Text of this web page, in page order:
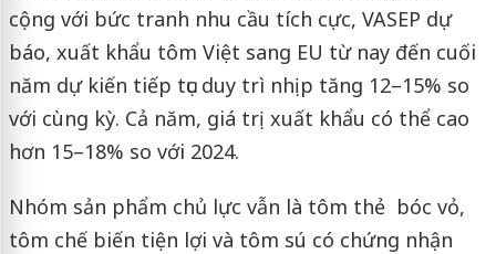
cộng với bức tranh nhu cầu tích cực, VASEP dự
báo, xuất khẩu tôm Việt sang EU từ nay đến cuối
năm dự kiến tiếp tục duy trì nhịp tăng 12–15% so
với cùng kỳ. Cả năm, giá trị xuất khẩu có thể cao
hơn 15–18% so với 2024.
Nhóm sản phẩm chủ lực vẫn là tôm thẻ bóc vỏ,
tôm chế biến tiện lợi và tôm sú có chứng nhận